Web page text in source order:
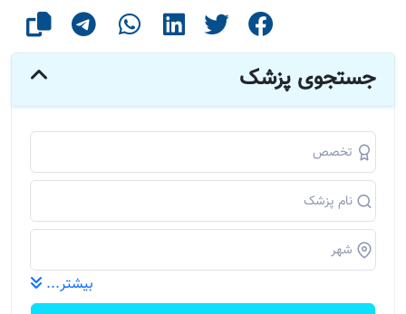
جستجوی پزشک
بیشتر...